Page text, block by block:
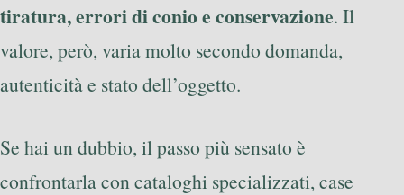
tiratura, errori di conio e conservazione. Il
valore, però, varia molto secondo domanda,
autenticità e stato dell’oggetto.
Se hai un dubbio, il passo più sensato è
confrontarla con cataloghi specializzati, case